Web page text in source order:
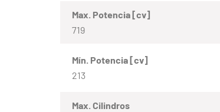
Max. Potencia [cv]
719
Mín. Potencia [cv]
213
Max. Cilindros